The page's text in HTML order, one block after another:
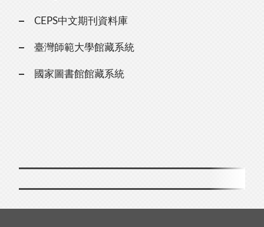
CEPS中文期刊資料庫
臺灣師範大學館藏系統
國家圖書館館藏系統